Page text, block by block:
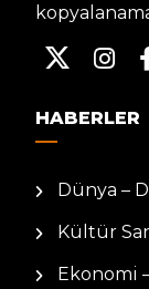
HABERLER
Dünya –
Kültür
Ekonomi